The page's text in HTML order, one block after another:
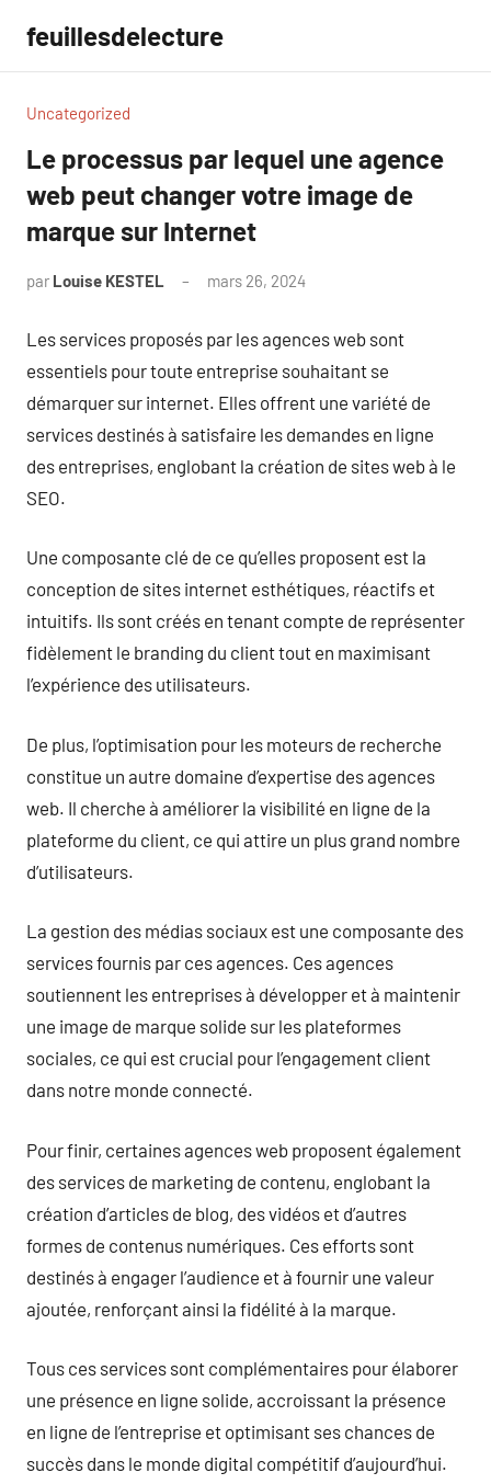
contenu
feuillesdelecture
Uncategorized
Le processus par lequel une agence
web peut changer votre image de
marque sur Internet
par Louise KESTEL mars 26, 2024
Les services proposés par les agences web sont
essentiels pour toute entreprise souhaitant se
démarquer sur internet. Elles offrent une variété de
services destinés à satisfaire les demandes en ligne
des entreprises, englobant la création de sites web à le
SEO.
Une composante clé de ce qu’elles proposent est la
conception de sites internet esthétiques, réactifs et
intuitifs. Ils sont créés en tenant compte de représenter
fidèlement le branding du client tout en maximisant
l’expérience des utilisateurs.
De plus, l’optimisation pour les moteurs de recherche
constitue un autre domaine d’expertise des agences
web. Il cherche à améliorer la visibilité en ligne de la
plateforme du client, ce qui attire un plus grand nombre
d’utilisateurs.
La gestion des médias sociaux est une composante des
services fournis par ces agences. Ces agences
soutiennent les entreprises à développer et à maintenir
une image de marque solide sur les plateformes
sociales, ce qui est crucial pour l’engagement client
dans notre monde connecté.
Pour finir, certaines agences web proposent également
des services de marketing de contenu, englobant la
création d’articles de blog, des vidéos et d’autres
formes de contenus numériques. Ces efforts sont
destinés à engager l’audience et à fournir une valeur
ajoutée, renforçant ainsi la fidélité à la marque.
Tous ces services sont complémentaires pour élaborer
une présence en ligne solide, accroissant la présence
en ligne de l’entreprise et optimisant ses chances de
succès dans le monde digital compétitif d’aujourd’hui.